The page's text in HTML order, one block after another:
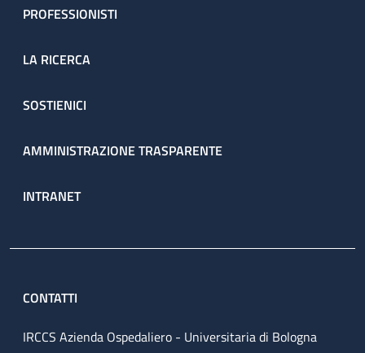
PROFESSIONISTI
LA RICERCA
SOSTIENICI
AMMINISTRAZIONE TRASPARENTE
INTRANET
CONTATTI
IRCCS Azienda Ospedaliero - Universitaria di Bologna